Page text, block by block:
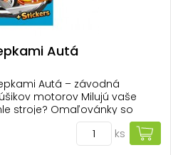
Autá
Autá – závodná
motorov Milujú vaše
stroje? Omaľovánky so
im prinesú množstvo
Vo vnútri nájdu
autá aj scény z
ks